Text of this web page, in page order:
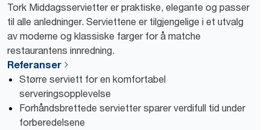
Tork Middagsservietter er praktiske, elegante og passer
til alle anledninger. Serviettene er tilgjengelige i et utvalg
av moderne og klassiske farger for å matche
restaurantens innredning.
Referanser
Større serviett for en komfortabel
serveringsopplevelse
Forhåndsbrettede servietter sparer verdifull tid under
forberedelsene